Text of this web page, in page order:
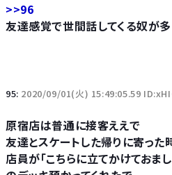
>>96
友達感覚で世間話してくる奴が
95: 2020/09/01(火) 15:49:05.59
原宿店は普通に接客ええで
友達とスケートした帰りに寄った
店員が｢こちらに立てかけておま